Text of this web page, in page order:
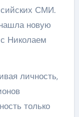
СМИ.
новую
Николаем
личность,
только